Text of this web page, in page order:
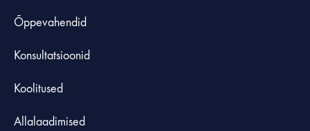
Õppevahendid
Konsultatsioonid
Koolitused
Allalaadimised